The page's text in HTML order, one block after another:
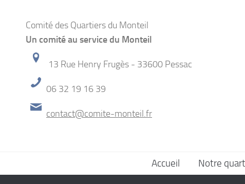
Comité des Quartiers du Monteil
Un comité au service du Monteil
13 Rue Henry Frugès - 33600 Pessac
06 32 19 16 39
contact@comite-monteil.fr
Accueil Notre